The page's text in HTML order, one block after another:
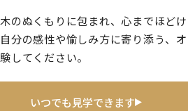
木のぬくもりに包まれ、心までほどけ
自分の感性や愉しみ方に寄り添う、
験してください。
いつでも見学できます